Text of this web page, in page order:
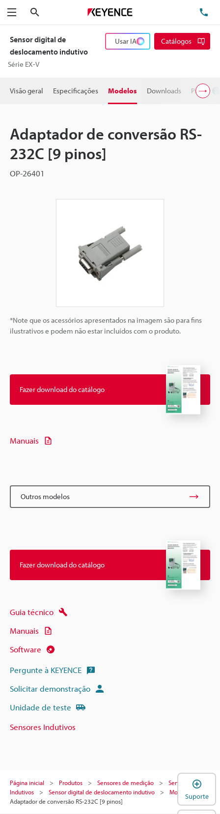
Menu
Sensor digital de
deslocamento indutivo
Série EX-V
Usar IA Catálogos
Visão geral Especificações Modelos Downloads Preço
Adaptador de conversão RS-
232C [9 pinos]
OP-26401
*Note que os acessórios apresentados na imagem são para fins
ilustrativos e podem não estar incluídos com o produto.
Fazer download do catálogo
Manuais
Outros modelos
Fazer download do catálogo
Guia técnico
Manuais
Software
Pergunte à KEYENCE
Solicitar demonstração
Unidade de teste
Sensores Indutivos
Página inicial Produtos Sensores de medição
Sensores
Indutivos
Sensor digital de deslocamento indutivo
Modelos
Adaptador de conversão RS-232C [9 pinos]
Suporte